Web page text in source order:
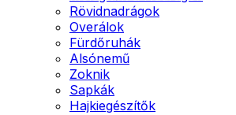
Rövidnadrágok
Overálok
Fürdőruhák
Alsónemű
Zoknik
Sapkák
Hajkiegészítők